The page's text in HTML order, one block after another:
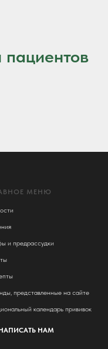
МЕНЮ
и предрассудки
представленные на сайте
календарь прививок
НАМ